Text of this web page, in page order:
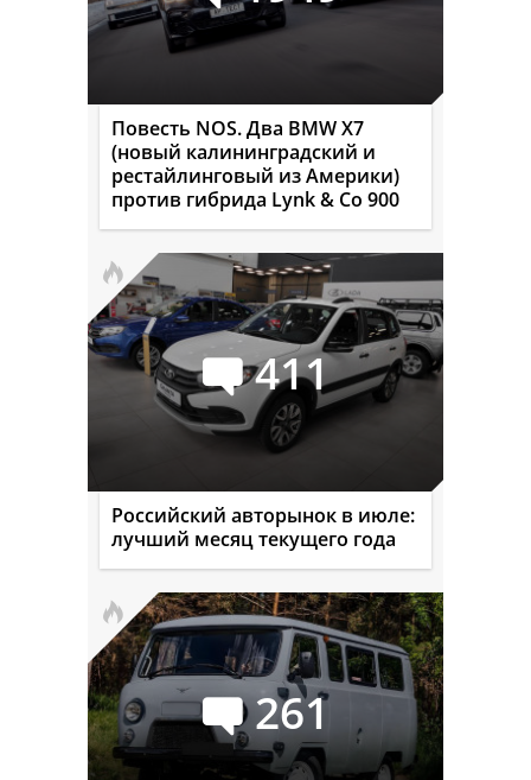
Повесть NOS. Два BMW X7
(новый калининградский и
рестайлинговый из Америки)
против гибрида Lynk & Co 900
411
Российский авторынок в июле:
лучший месяц текущего года
261